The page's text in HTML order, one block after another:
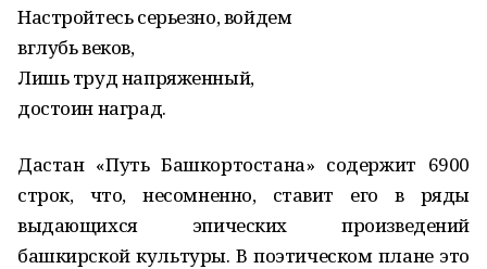
Настройтесь серьезно, войдем
вглубь веков,
Лишь труд напряженный,
достоин наград.
Дастан «Путь Башкортостана» содержит 6900
строк, что, несомненно, ставит его в ряды
выдающихся эпических произведений
башкирской культуры. В поэтическом плане это